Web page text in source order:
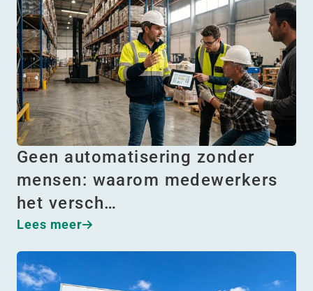
Geen automatisering zonder
mensen: waarom medewerkers
het versch…
Lees meer